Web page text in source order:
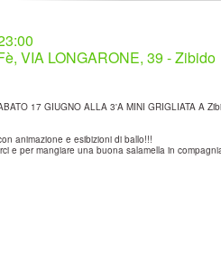
VIA LONGARONE, 39 - Zibido
17 GIUGNO ALLA 3'A MINI GRIGLIATA A
animazione e esibizioni di ballo!!!
e per mangiare una buona salamella in